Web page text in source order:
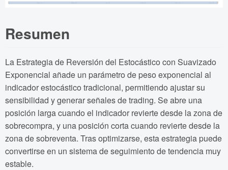
Resumen
La Estrategia de Reversión del Estocástico con Suavizado
Exponencial añade un parámetro de peso exponencial al
indicador estocástico tradicional, permitiendo ajustar su
sensibilidad y generar señales de trading. Se abre una
posición larga cuando el indicador revierte desde la zona de
sobrecompra, y una posición corta cuando revierte desde la
zona de sobreventa. Tras optimizarse, esta estrategia puede
convertirse en un sistema de seguimiento de tendencia muy
estable.